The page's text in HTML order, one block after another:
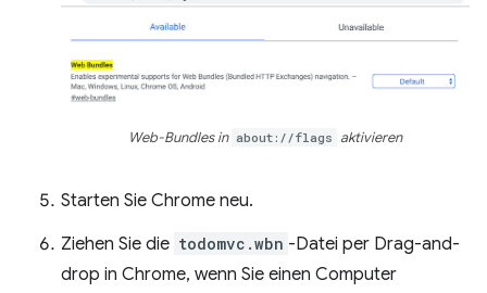
Web-Bundles in about://flags aktivieren
Starten Sie Chrome neu.
Ziehen Sie die todomvc.wbn -Datei per Drag-and-
drop in Chrome, wenn Sie einen Computer